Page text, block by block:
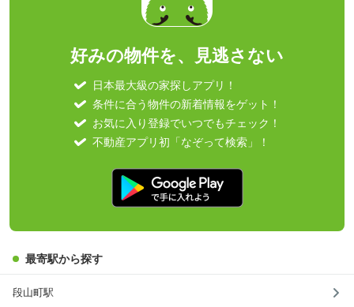
好みの物件を、見逃さない
日本最大級の家探しアプリ！
条件に合う物件の新着情報をゲット！
お気に入り登録でいつでもチェック！
不動産アプリ初「なぞって検索」！
最寄駅から探す
段山町駅